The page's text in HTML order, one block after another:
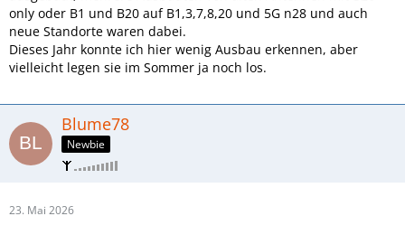
only oder B1 und B20 auf B1,3,7,8,20 und 5G n28 und auch
neue Standorte waren dabei.
Dieses Jahr konnte ich hier wenig Ausbau erkennen, aber
vielleicht legen sie im Sommer ja noch los.
Blume78
Newbie
23. Mai 2026